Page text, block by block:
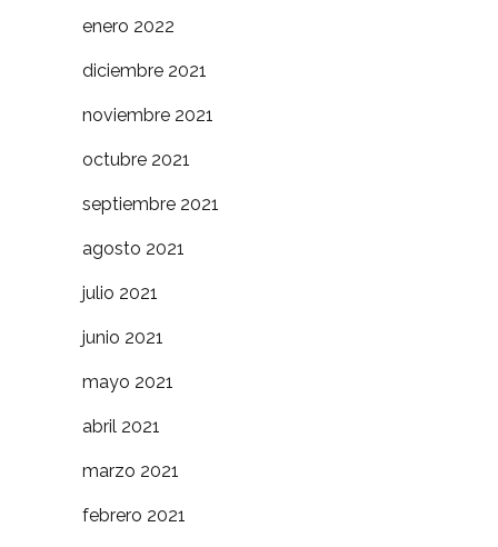
enero 2022
diciembre 2021
noviembre 2021
octubre 2021
septiembre 2021
agosto 2021
julio 2021
junio 2021
mayo 2021
abril 2021
marzo 2021
febrero 2021